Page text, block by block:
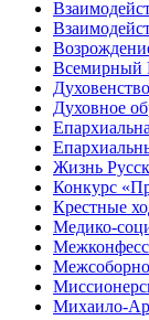
Всемирный
Духовенство
Духовное
Жизнь
Конкурс
Крестные
Медико-
Михаило-